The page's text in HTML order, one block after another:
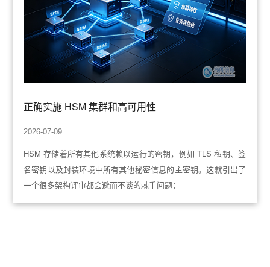
正确实施 HSM 集群和高可用性
2026-07-09
HSM 存储着所有其他系统赖以运行的密钥，例如 TLS 私钥、签
名密钥以及封装环境中所有其他秘密信息的主密钥。这就引出了
一个很多架构评审都会避而不谈的棘手问题：